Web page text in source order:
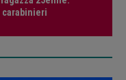
carabinieri